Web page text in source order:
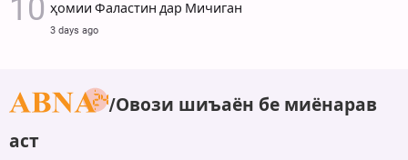
ҳомии Фаластин дар Мичиган
3 days ago
Овози шиъаён бе миёнарав
аст